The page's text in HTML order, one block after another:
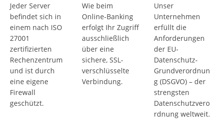
Jeder Server
befindet sich in
einem nach ISO
27001
zertifizierten
Rechenzentrum
und ist durch
eine eigene
Firewall
geschützt.
Wie beim
Online-Banking
erfolgt Ihr Zugriff
ausschließlich
über eine
sichere, SSL-
verschlüsselte
Verbindung.
Unser
Unternehmen
erfüllt die
Anforderungen
der EU-
Datenschutz-
Grundverordnun
g (DSGVO) – der
strengsten
Datenschutzvero
rdnung weltweit.